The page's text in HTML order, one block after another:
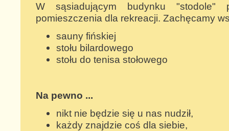
W sąsiadującym budynku "stodole"
pomieszczenia dla rekreacji. Zachęcamy
sauny fińskiej
stołu bilardowego
stołu do tenisa stołowego
Na pewno ...
nikt nie będzie się u nas nudził,
każdy znajdzie coś dla siebie,